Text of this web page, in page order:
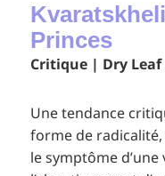
Princes
Critique | Dry Leaf
Une tendance
forme de
le symptôme